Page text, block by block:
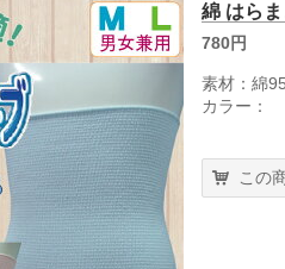
綿 はら
780円
素材：綿
カラー：
L 白・
この